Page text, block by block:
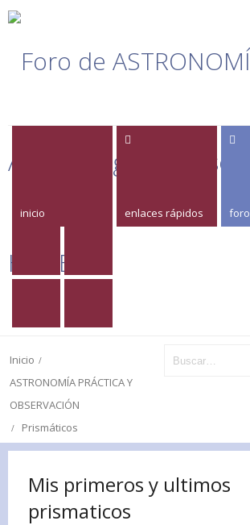
inicio enlaces rápidos foro
Inicio
ASTRONOMÍA PRÁCTICA Y
OBSERVACIÓN
Prismáticos
Mis primeros y ultimos
prismaticos